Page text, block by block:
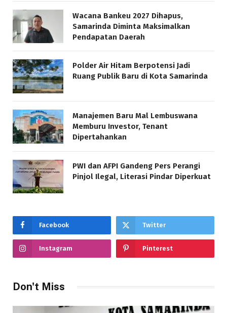
Wacana Bankeu 2027 Dihapus,
Samarinda Diminta Maksimalkan
Pendapatan Daerah
Polder Air Hitam Berpotensi Jadi
Ruang Publik Baru di Kota Samarinda
Manajemen Baru Mal Lembuswana
Memburu Investor, Tenant
Dipertahankan
PWI dan AFPI Gandeng Pers Perangi
Pinjol Ilegal, Literasi Pindar Diperkuat
Facebook Twitter
Instagram Pinterest
Don't Miss